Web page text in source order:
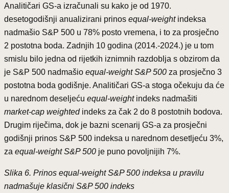
Analitičari GS-a izračunali su kako je od 1970.
desetogodišnji anualizirani prinos equal-weightindeksa
nadmašio S&P 500 u 78% posto vremena, i to za prosječno
2 postotna boda. Zadnjih 10 godina (2014.-2024.) je u tom
smislu bilo jedna od rijetkih iznimnih razdoblja s obzirom da
je S&P 500 nadmašio equal-weight S&P 500 za prosječno 3
postotna boda godišnje. Analitičari GS-a stoga očekuju da će
u narednom deseljeću equal-weightindeks nadmašiti
market-cap weighted indeks za čak 2 do 8 postotnih bodova.
Drugim riječima, dok je bazni scenarij GS-a za prosječni
godišnji prinos S&P 500 indeksa u narednom desetljeću 3%,
za equal-weight S&P 500 je puno povoljnijih 7%.
Slika 6. Prinos equal-weight S&P 500 indeksa u pravilu
nadmašuje klasični S&P 500 indeks